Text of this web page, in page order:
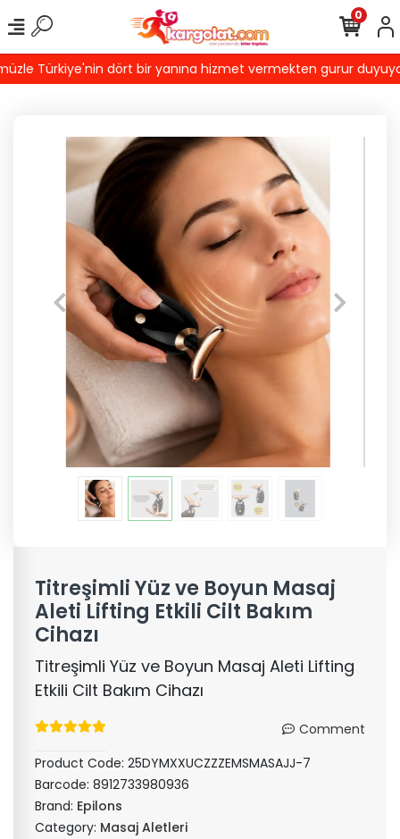
Türkiye'nin dört bir yanına hizmet vermekten gurur
0
Titreşimli Yüz ve Boyun Masaj
Aleti Lifting Etkili Cilt Bakım
Cihazı
Titreşimli Yüz ve Boyun Masaj Aleti Lifting
Etkili Cilt Bakım Cihazı
Comment
Product Code: 25DYMXXUCZZZEMSMASAJJ-7
Barcode: 8912733980936
Brand: Epilons
Category: Masaj Aletleri